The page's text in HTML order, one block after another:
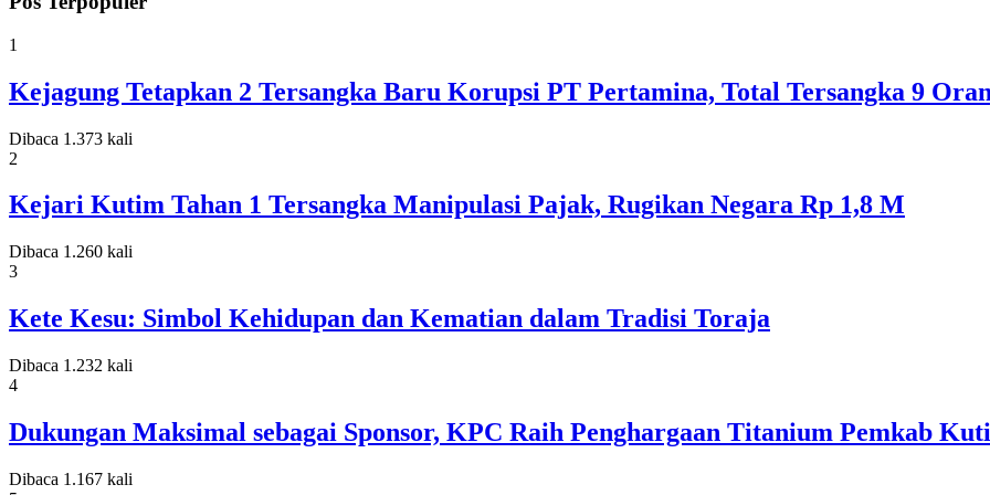
1
Kejagung Tetapkan 2 Tersangka Baru Korupsi PT Pertamina, Total Tersangka 9
Dibaca 1.373 kali
2
Kejari Kutim Tahan 1 Tersangka Manipulasi Pajak, Rugikan Negara Rp 1,8 M
Dibaca 1.260 kali
3
Kete Kesu: Simbol Kehidupan dan Kematian dalam Tradisi Toraja
Dibaca 1.232 kali
4
Dukungan Maksimal sebagai Sponsor, KPC Raih Penghargaan Titanium Pemkab
Dibaca 1.167 kali